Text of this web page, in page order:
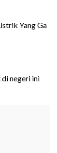
Yang Ga
negeri ini